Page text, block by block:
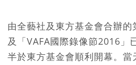
由全藝社及東方基金會合辦的
及「VAFA國際錄像節2016」
半於東方基金會順利開幕。當